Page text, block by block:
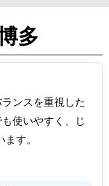
多
ンスを重視した
使いやすく、じ
す。